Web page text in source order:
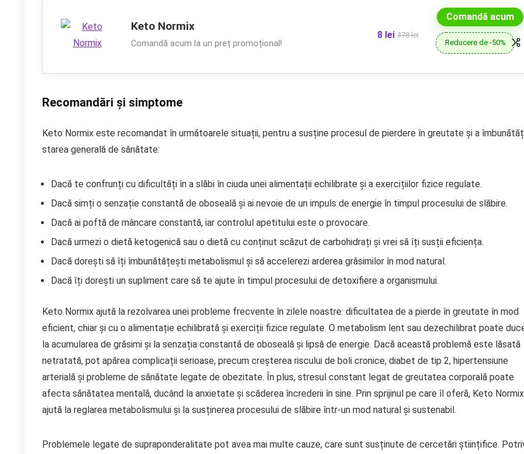
Keto Normix
Comandă acum la un preț promoțional!
8 lei 378 lei
Comandă acum
Reducere de -50%
Recomandări și simptome
Keto Normix este recomandat în următoarele situații, pentru a susține procesul de pierdere în greutate și a
starea generală de sănătate:
Dacă te confrunți cu dificultăți în a slăbi în ciuda unei alimentații echilibrate și a exercițiilor fizice regulate.
Dacă simți o senzație constantă de oboseală și ai nevoie de un impuls de energie în timpul procesului de slăbire.
Dacă ai poftă de mâncare constantă, iar controlul apetitului este o provocare.
Dacă urmezi o dietă ketogenică sau o dietă cu conținut scăzut de carbohidrați și vrei să îți susții eficiența.
Dacă dorești să îți îmbunătățești metabolismul și să accelerezi arderea grăsimilor în mod natural.
Dacă îți dorești un supliment care să te ajute în timpul procesului de detoxifiere a organismului.
Keto Normix ajută la rezolvarea unei probleme frecvente în zilele noastre: dificultatea de a pierde în greutate în mod
eficient, chiar și cu o alimentație echilibrată și exerciții fizice regulate. O metabolism lent sau dezechilibrat poate
la acumularea de grăsimi și la senzația constantă de oboseală și lipsă de energie. Dacă această problemă este lăsată
netratată, pot apărea complicații serioase, precum creșterea riscului de boli cronice, diabet de tip 2, hipertensiune
arterială și probleme de sănătate legate de obezitate. În plus, stresul constant legat de greutatea corporală poate
afecta sănătatea mentală, ducând la anxietate și scăderea încrederii în sine. Prin sprijinul pe care îl oferă, Keto Normix
ajută la reglarea metabolismului și la susținerea procesului de slăbire într-un mod natural și sustenabil.
Problemele legate de supraponderalitate pot avea mai multe cauze, care sunt susținute de cercetări științifice.